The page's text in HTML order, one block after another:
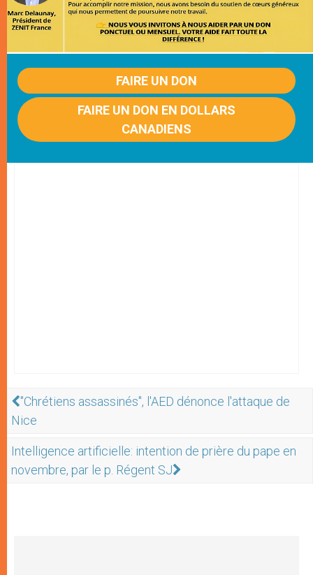
FAIRE UN DON
FAIRE UN DON EN DOLLARS
CANADIENS
"Chrétiens assassinés", l'AED dénonce l'attaque de
Nice
Intelligence artificielle: intention de prière du pape en
novembre, par le p. Régent SJ